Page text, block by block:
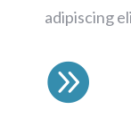
adipiscing
